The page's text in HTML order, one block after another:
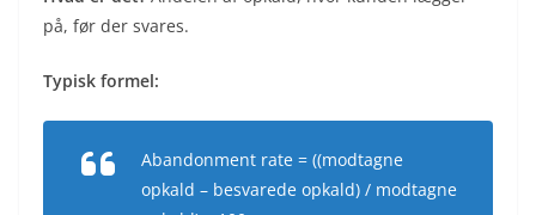
på, før der svares.
Typisk formel:
Abandonment rate = ((modtagne
opkald – besvarede opkald) / modtagne